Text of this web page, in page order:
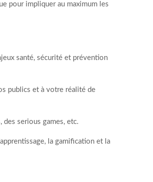
pour impliquer au maximum les
santé, sécurité et prévention
publics et à votre réalité de
serious games, etc.
la gamification et la